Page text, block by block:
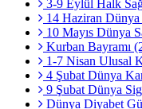
3-9 Eylül Halk
14 Haziran Dünya
10 Mayıs Dünya
Kurban Bayramı
1-7 Nisan Ulusal
4 Şubat Dünya
9 Şubat Dünya
Dünya Diyabet